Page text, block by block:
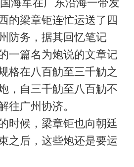
海军在广东沿海一带发
的梁章钜连忙运送了四
防务，据其回忆笔记
一篇名为炮说的文章记
格在八百觔至三千觔之
，自三千觔至八百觔不
往广州协济。
候，梁章钜也向朝廷
之后，这些炮还是要运